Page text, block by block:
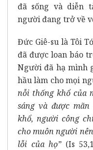
đã sống và diễn
người đang trở về
Đức Giê-su là Tôi
đã được loan báo
Người đã hạ mình
hầu làm cho mọi
nỗi thống khổ của
sáng và được
khổ, người công
cho muôn người
lỗi của họ”(Is